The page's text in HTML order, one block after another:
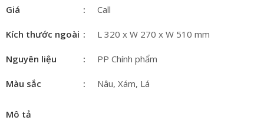
Giá Call
Kích thước ngoài L 320 x W 270 x W 510 mm
Nguyên liệu PP Chính phẩm
Màu sắc Nâu, Xám, Lá
Mô tả